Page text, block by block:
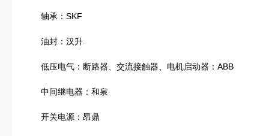
轴承：SKF
油封：汉升
低压电气：断路器、交流接触器、电机启动器：ABB
中间继电器：和泉
开关电源：昂鼎